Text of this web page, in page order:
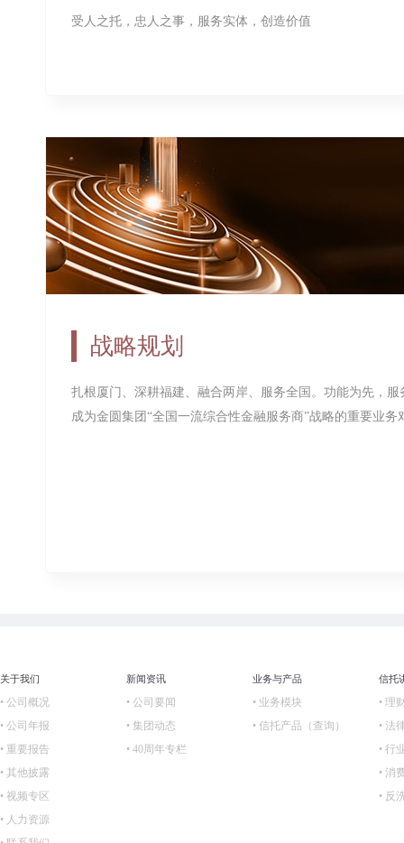
受人之托，忠人之事，服务实体，创造价值
战略规划
扎根厦门、深耕福建、融合两岸、服务全国。功能为先，
成为金圆集团“全国一流综合性金融服务商”战略的重要业
关于我们
• 公司概况
• 公司年报
• 重要报告
• 其他披露
• 视频专区
• 人力资源
新闻资讯
• 公司要闻
• 集团动态
• 40周年专栏
业务与产品
• 业务模块
• 信托产品（查询）
信托
• 理
• 法
• 行
• 消
• 反